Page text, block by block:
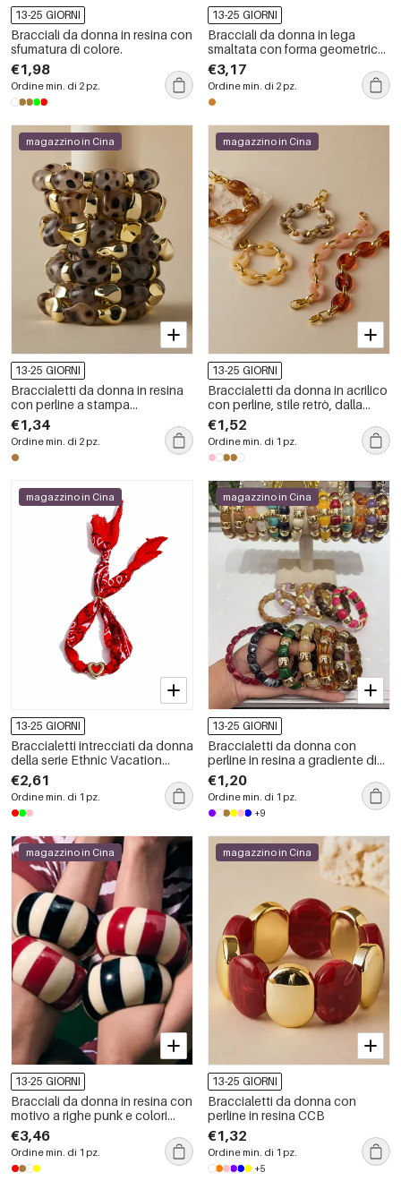
13-25 GIORNI
Bracciali da donna in resina con
sfumatura di colore.
€1,98
Ordine min. di 2 pz.
13-25 GIORNI
Bracciali da donna in lega
smaltata con forma geometrica
retrò
€3,17
Ordine min. di 2 pz.
magazzino in Cina
13-25 GIORNI
Braccialetti da donna in resina
con perline a stampa
leopardata dalla forma
irregolare e dallo stile retrò.
€1,34
Ordine min. di 2 pz.
magazzino in Cina
13-25 GIORNI
Braccialetti da donna in acrilico
con perline, stile retrò, dalla
forma irregolare e semplice.
€1,52
Ordine min. di 1 pz.
magazzino in Cina
13-25 GIORNI
Braccialetti intrecciati da donna
della serie Ethnic Vacation
Heart Star in tessuto color oro
€2,61
Ordine min. di 1 pz.
magazzino in Cina
13-25 GIORNI
Braccialetti da donna con
perline in resina a gradiente di
colore
€1,20
Ordine min. di 1 pz.
+9
magazzino in Cina
13-25 GIORNI
Bracciali da donna in resina con
motivo a righe punk e colori
misti.
€3,46
Ordine min. di 1 pz.
magazzino in Cina
13-25 GIORNI
Braccialetti da donna con
perline in resina CCB
€1,32
Ordine min. di 1 pz.
+5